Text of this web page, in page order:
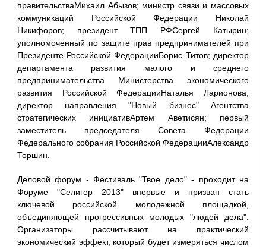
правительстваМихаил Абызов; министр связи и массовых
коммуникаций Российской Федерации Николай
Никифоров; президент ТПП РФСергей Катырин;
уполномоченный по защите прав предпринимателей при
Президенте Российской ФедерацииБорис Титов; директор
департамента развития малого и среднего
предпринимательства Министерства экономического
развития Российской ФедерацииНаталья Ларионова;
директор направления "Новый бизнес" Агентства
стратегических инициативАртем Аветисян; первый
заместитель председателя Совета Федерации
Федерального собрания Российской ФедерацииАлександр
Торшин.
Деловой форум - Фестиваль "Твое дело" - проходит на
Форуме "Селигер 2013" впервые и призван стать
ключевой российской молодежной площадкой,
объединяющей прогрессивных молодых "людей дела".
Организаторы рассчитывают на практический
экономический эффект, который будет измеряться числом